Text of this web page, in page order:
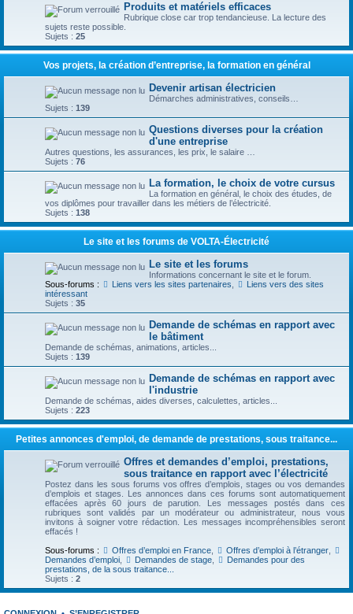
Produits et matériels efficaces
Rubrique close car trop tendancieuse. La lecture des
sujets reste possible.
Sujets : 25
Vos projets, la création d’entreprise, la formation en général
Devenir artisan électricien
Démarches administratives, conseils…
Sujets : 139
Questions diverses pour la création
d'une entreprise
Autres questions, les assurances, les prix, le salaire …
Sujets : 76
La formation, le choix de votre cursus
La formation en général, le choix des études, de
vos diplômes pour travailler dans les métiers de l’électricité.
Sujets : 138
Le site et les forums de VOLTA-Électricité
Le site et les forums
Informations concernant le site et le forum.
Sous-forums :
Liens vers les sites partenaires
Liens vers des sites
intéressant
Sujets : 35
Demande de schémas en rapport avec
le bâtiment
Demande de schémas, animations, articles...
Sujets : 139
Demande de schémas en rapport avec
l'industrie
Demande de schémas, aides diverses, calculettes, articles...
Sujets : 223
Petites annonces d'emploi, de demande de prestations, sous traitance...
Offres et demandes d’emploi, prestations,
sous traitance en rapport avec l’électricité
Postez dans les sous forums vos offres d’emplois, stages ou vos demandes
d’emplois et stages. Les annonces dans ces forums sont automatiquement
effacées après 60 jours de parution. Les messages postés dans ces
rubriques sont validés par un modérateur ou administrateur, nous vous
invitons à soigner votre rédaction. Les messages incompréhensibles seront
effacés !
Sous-forums :
Offres d’emploi en France, Offres d’emploi à l’étranger,
Demandes d’emploi
Demandes de stage,
Demandes pour des
prestations, de la sous traitance...
Sujets : 2